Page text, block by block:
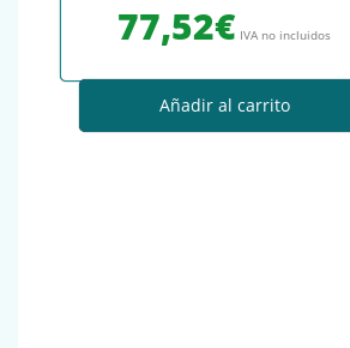
77,52€ IVA no incluidos
Añadir al carrito